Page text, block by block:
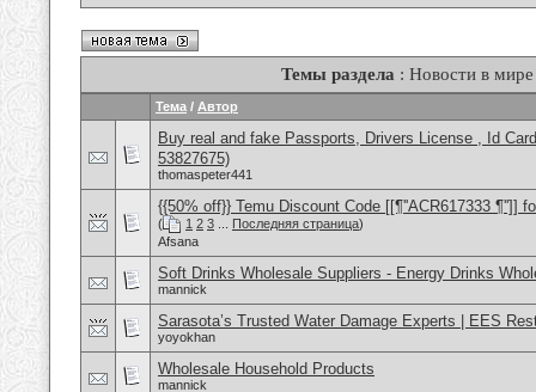
Темы раздела : Новости в
Тема / Автор
Buy real and fake Passports, Drivers License , Id
53827675)
thomaspeter441
{{50% off}} Temu Discount Code [[¶''ACR617333 ¶'']]
( 1 2 3 Последняя страница)
Afsana
Soft Drinks Wholesale Suppliers - Energy Drinks
mannick
Sarasota’s Trusted Water Damage Experts | EES
yoyokhan
Wholesale Household Products
mannick